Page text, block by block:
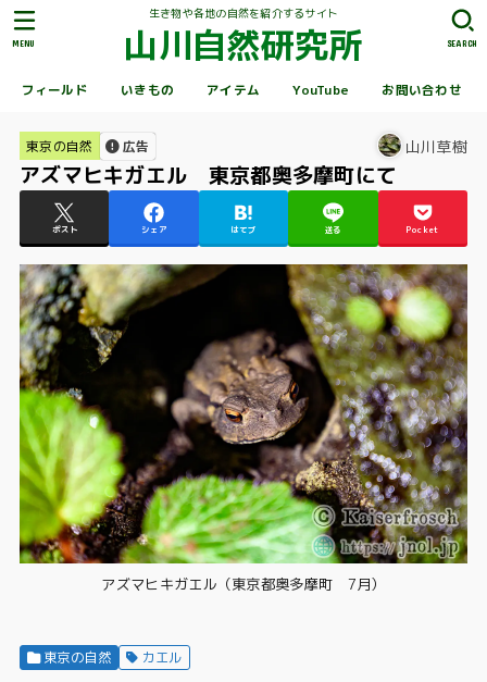
生き物や各地の自然を紹介するサイト
山川自然研究所
フィールド いきもの アイテム YouTube お問い合わせ
SEARCH
MENU
東京の自然 広告 山川草樹
アズマヒキガエル 東京都奥多摩町にて
ポスト シェア はてブ 送る Pocket
アズマヒキガエル（東京都奥多摩町 7月）
東京の自然 カエル